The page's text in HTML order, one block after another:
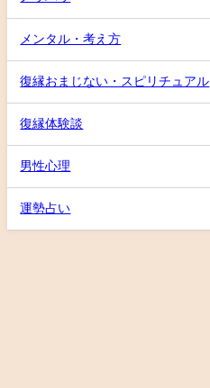
メンタル・考え方
復縁おまじない・スピリチュアル
復縁体験談
男性心理
運勢占い